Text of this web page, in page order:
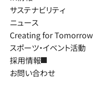
サステナビリティ
ニュース
Creating for Tomorrow
スポーツ・イベント活動
採用情報
お問い合わせ